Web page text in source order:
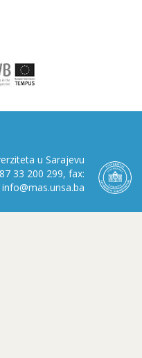
u Sarajevu
33 200 299, fax: